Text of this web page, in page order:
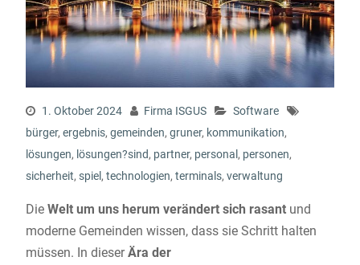
1. Oktober 2024 Firma ISGUS
Software
bürger, ergebnis, gemeinden, gruner, kommunikation,
lösungen, lösungen?sind, partner, personal , personen,
sicherheit, spiel , technologien, terminals, verwaltung
Die Welt um uns herum verändert sich rasantund
moderne Gemeinden wissen, dass sie Schritt halten
müssen. In dieserÄra der